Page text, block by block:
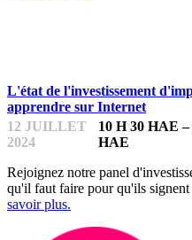
L'état de l'investissement
apprendre sur Internet
12 JUILLET
2024
10 H 30 HAE –
HAE
Rejoignez notre panel
qu'il faut faire pour qu'ils
savoir plus.